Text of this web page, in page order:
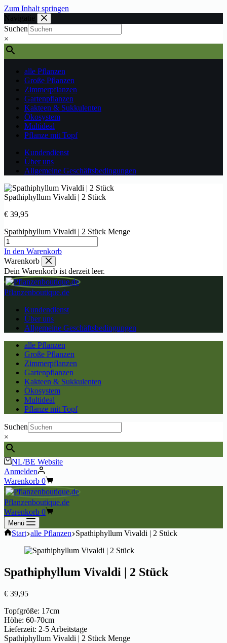
Zum Inhalt springen
Navigatie
Suchen
×
alle Pflanzen
Große Pflanzen
Zimmerpflanzen
Gartenpflanzen
Kakteen & Sukkulenten
Ökosystem
Multideal
Pflanze mit Topf
Kundendienst
Über uns
Allgemeine Geschäftsbedingungen
Spathiphyllum Vivaldi | 2 Stück
€ 39,95
Spathiphyllum Vivaldi | 2 Stück Menge
In den Warenkorb
Warenkorb
Dein Warenkorb ist derzeit leer.
Pflanzenboutique.de
Kundendienst
Über uns
Allgemeine Geschäftsbedingungen
alle Pflanzen
Große Pflanzen
Zimmerpflanzen
Gartenpflanzen
Kakteen & Sukkulenten
Ökosystem
Multideal
Pflanze mit Topf
Suchen
×
NL/BE Website
Anmelden
Warenkorb 0
Pflanzenboutique.de
Warenkorb 0
Menü
Start alle Pflanzen Spathiphyllum Vivaldi | 2 Stück
Spathiphyllum Vivaldi | 2 Stück
€ 39,95
Topfgröße: 17cm
Höhe: 60-70cm
Lieferzeit: 2-5 Arbeitstage
Spathiphyllum Vivaldi | 2 Stück Menge